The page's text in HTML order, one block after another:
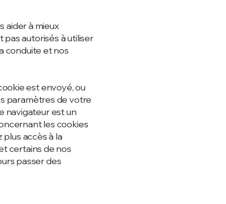
aider à mieux
autorisés à utiliser
conduite et nos
est envoyé, ou
paramètres de votre
navigateur est un
les cookies
plus accès à la
certains de nos
passer des